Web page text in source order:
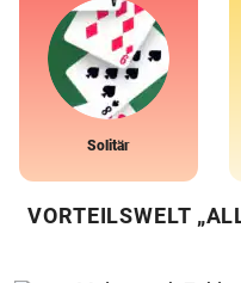
Solitär
VORTEILSWELT